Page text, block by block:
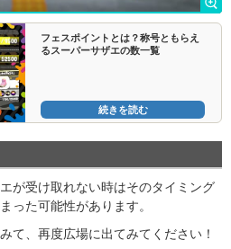
フェスポイントとは？称号ともらえ
るスーパーサザエの数一覧
続きを読む
が受け取れない時はそのタイミング
った可能性があります。
て、再度広場に出てみてください！